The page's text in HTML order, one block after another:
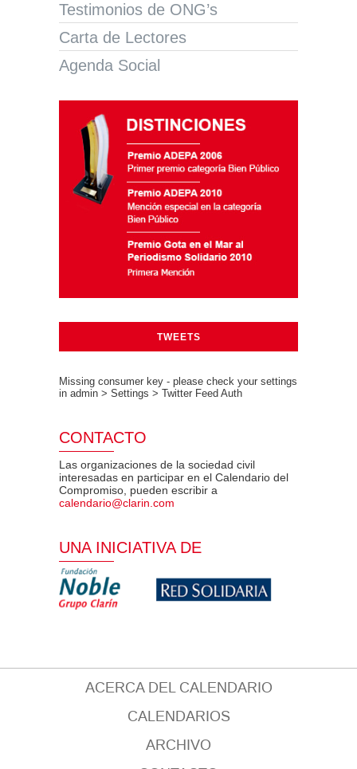
Testimonios de ONG’s
Carta de Lectores
Agenda Social
TWEETS
Missing consumer key - please check your settings
in admin > Settings > Twitter Feed Auth
CONTACTO
Las organizaciones de la sociedad civil
interesadas en participar en el Calendario del
Compromiso, pueden escribir a
calendario@clarin.com
UNA INICIATIVA DE
ACERCA DEL CALENDARIO
CALENDARIOS
ARCHIVO